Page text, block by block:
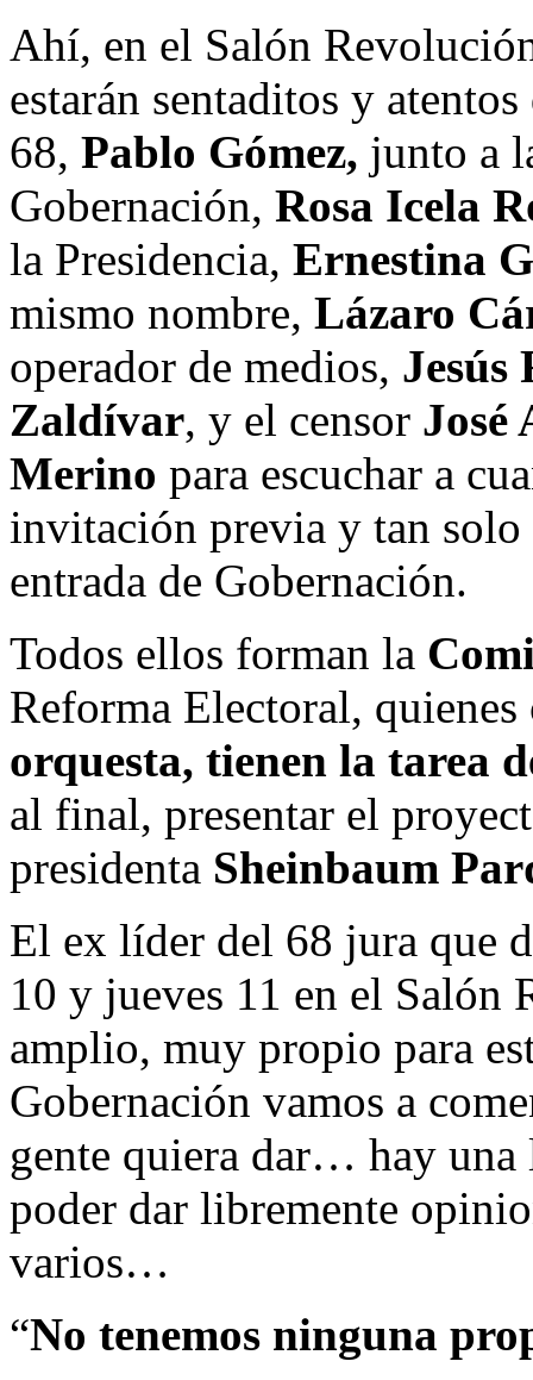
Ahí, en el Salón
estarán sentaditos y
68, Pablo Gómez, junto a
Gobernación, Rosa Icela
la Presidencia, Ernestina
mismo nombre, Lázaro
operador de medios, Jesús
Zaldívar, y el censor José
Merino para escuchar a
invitación previa y tan
entrada de Gobernación.
Todos ellos forman la
Reforma Electoral,
orquesta, tienen la tarea
al final, presentar el
presidenta Sheinbaum
El ex líder del 68 jura que
10 y jueves 11 en el Salón
amplio, muy propio para
Gobernación vamos a
gente quiera dar… hay una
poder dar libremente
varios…
“No tenemos ninguna